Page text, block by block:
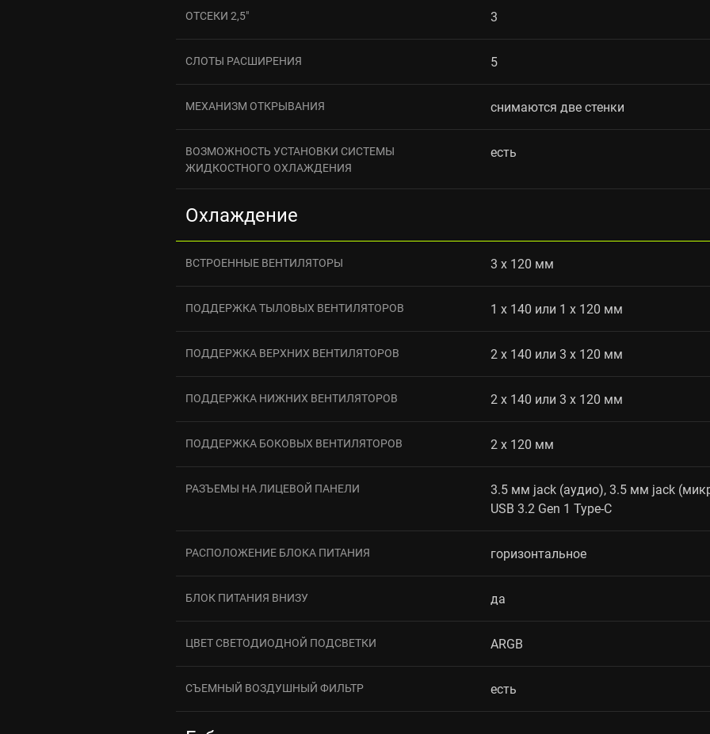
ОТСЕКИ 2,5" 3
СЛОТЫ РАСШИРЕНИЯ 5
МЕХАНИЗМ ОТКРЫВАНИЯ снимаются две стенки
ВОЗМОЖНОСТЬ УСТАНОВКИ СИСТЕМЫ
ЖИДКОСТНОГО ОХЛАЖДЕНИЯ
есть
Охлаждение
ВСТРОЕННЫЕ ВЕНТИЛЯТОРЫ 3 x 120 мм
ПОДДЕРЖКА ТЫЛОВЫХ ВЕНТИЛЯТОРОВ 1 x 140 или 1 x 120 мм
ПОДДЕРЖКА ВЕРХНИХ ВЕНТИЛЯТОРОВ 2 x 140 или 3 x 120 мм
ПОДДЕРЖКА НИЖНИХ ВЕНТИЛЯТОРОВ 2 x 140 или 3 x 120 мм
ПОДДЕРЖКА БОКОВЫХ ВЕНТИЛЯТОРОВ 2 x 120 мм
РАЗЪЕМЫ НА ЛИЦЕВОЙ ПАНЕЛИ
3.5 мм jack (аудио), 3.5 мм jack
USB 3.2 Gen 1 Type-C
РАСПОЛОЖЕНИЕ БЛОКА ПИТАНИЯ горизонтальное
БЛОК ПИТАНИЯ ВНИЗУ да
ЦВЕТ СВЕТОДИОДНОЙ ПОДСВЕТКИ ARGB
СЪЕМНЫЙ ВОЗДУШНЫЙ ФИЛЬТР есть